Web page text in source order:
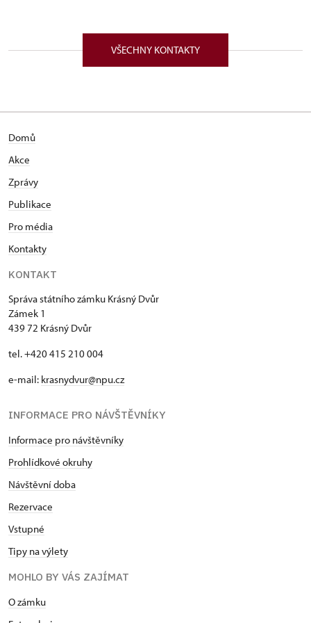
VŠECHNY KONTAKTY
Domů
Akce
Zprávy
Publikace
Pro média
Kontakty
KONTAKT
Správa státního zámku Krásný Dvůr
Zámek 1
439 72 Krásný Dvůr
tel. +420 415 210 004
e-mail: krasnydvur@npu.cz
INFORMACE PRO NÁVŠTĚVNÍKY
Informace pro návštěvníky
Prohlídkové okruhy
Návštěvní doba
Rezervace
Vstupné
Tipy na výlety
MOHLO BY VÁS ZAJÍMAT
O zámku